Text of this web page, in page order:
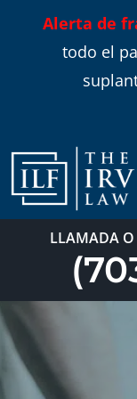
Alerta de
todo el
LLAMADA O